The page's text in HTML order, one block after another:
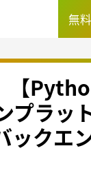
無
【
プラッ
ックエ